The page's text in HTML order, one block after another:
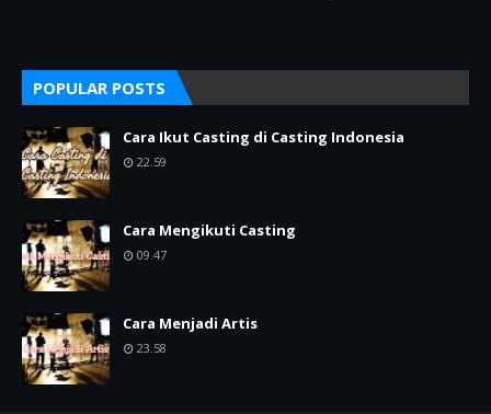
POPULAR POSTS
Cara Ikut Casting di Casting Indonesia
22.59
Cara Mengikuti Casting
09.47
Cara Menjadi Artis
23.58